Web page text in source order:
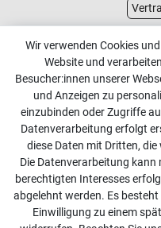
Online
Montag -
Wir verwenden Cookies
Website und
Besucher:innen unserer
und Anzeigen zu
einzubinden oder Zugriffe
Datenverarbeitung erfolgt
diese Daten mit Dritten,
Die Datenverarbeitung
berechtigten Interesses
abgelehnt werden. Es
Einwilligung zu einem